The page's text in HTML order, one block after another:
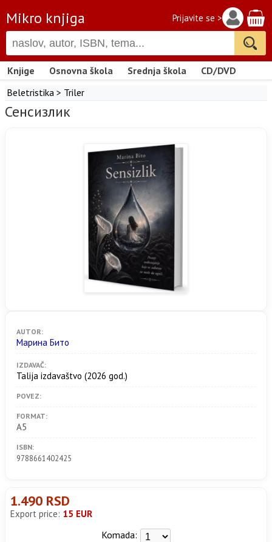
Mikro knjiga Prijavite se >
Knjige Osnovna škola Srednja škola
CD/DVD
Beletristika > Triler
Сенсизлик
AUTOR:
Марина Бито
IZDAVAČ:
Talija izdavaštvo (2026 god.)
POVEZ:
FORMAT:
A5
ISBN:
9788661402425
1.490 RSD
Export price: 15 EUR
Komada: